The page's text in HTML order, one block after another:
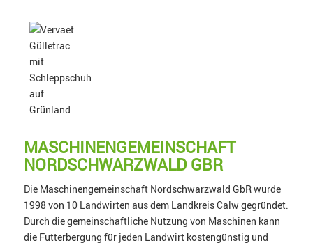
MASCHINENGEMEINSCHAFT
NORDSCHWARZWALD GBR
Die Maschinengemeinschaft Nordschwarzwald GbR wurde
1998 von 10 Landwirten aus dem Landkreis Calw gegründet.
Durch die gemeinschaftliche Nutzung von Maschinen kann
die Futterbergung für jeden Landwirt kostengünstig und